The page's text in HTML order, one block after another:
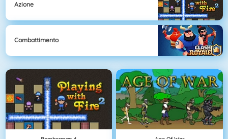
Azione
Combattimento